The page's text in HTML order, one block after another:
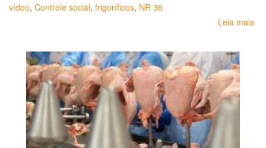
vídeo, Controle social, frigoríficos, NR 36
Leia mais